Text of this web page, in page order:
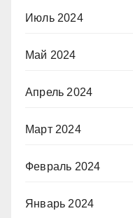
Июль 2024
Май 2024
Апрель 2024
Март 2024
Февраль 2024
Январь 2024